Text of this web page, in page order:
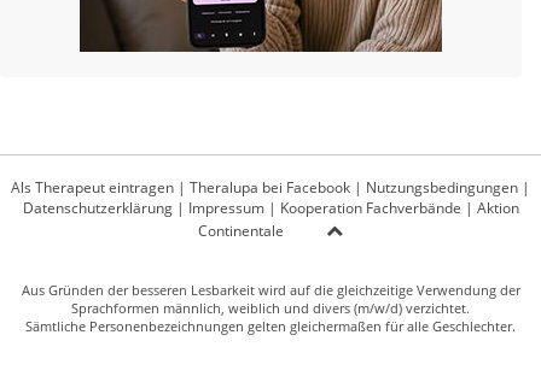
Als Therapeut eintragen | Theralupa bei Facebook | Nutzungsbedingungen |
Datenschutzerklärung| Impressum| Kooperation Fachverbände | Aktion
Continentale
Aus Gründen der besseren Lesbarkeit wird auf die gleichzeitige Verwendung der
Sprachformen männlich, weiblich und divers (m/w/d) verzichtet.
Sämtliche Personenbezeichnungen gelten gleichermaßen für alle Geschlechter.